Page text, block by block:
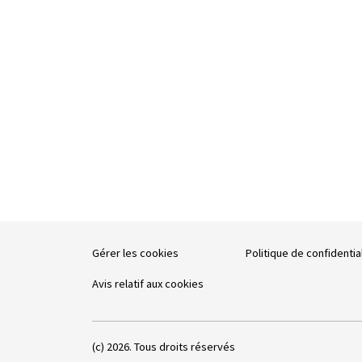
Gérer les cookies
Avis relatif aux cookies
Politique de
(c) 2026. Tous droits réservés